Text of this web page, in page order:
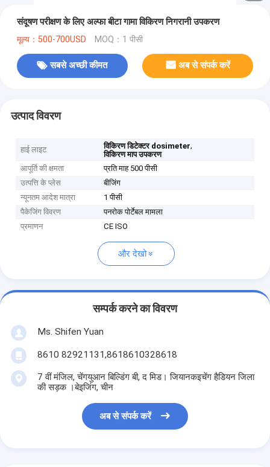
संदूषण परीक्षण के लिए अल्फा बीटा गामा विकिरण निगरानी उपकरण
मूल्य：500-700USD MOQ：1 पीसी
सबसे अच्छी कीमत अब से संपर्क करें
उत्पाद विवरण
हाई लाइट विकिरण डिटेक्टर dosimeter,
विकिरण माप उपकरण
आपूर्ति की क्षमता
प्रति माह 500 पीसी
उत्पत्ति के प्लेस
बीजिंग
न्यूनतम आदेश मात्रा
1 पीसी
पैकेजिंग विवरण
पनरोक पोर्टेबल मामला
प्रमाणन
CE ISO
और देखो
सम्पर्क करने का विवरण
Ms. Shifen Yuan
8610 82921131,8618610328618
7 वीं मंजिल, चेंगयुआन बिल्डिंग बी, द मिड। जियानकइचेंग हैडियन जिला
की सड़क ।बेइजिंग, चीन
अब से संपर्क करें